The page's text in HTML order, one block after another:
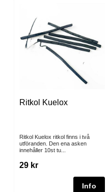
Ritkol Kuelox
Ritkol Kuelox ritkol finns i två
utföranden. Den ena asken
innehåller 10st tu...
29 kr